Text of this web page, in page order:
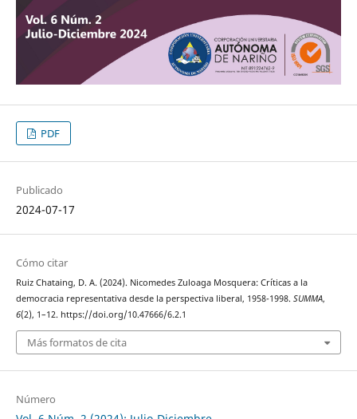
PDF
Publicado
2024-07-17
Cómo citar
Ruiz Chataing, D. A. (2024). Nicomedes Zuloaga Mosquera: Críticas a la
democracia representativa desde la perspectiva liberal, 1958-1998. SUMMA,
6(2), 1–12. https://doi.org/10.47666/6.2.1
Más formatos de cita
Número